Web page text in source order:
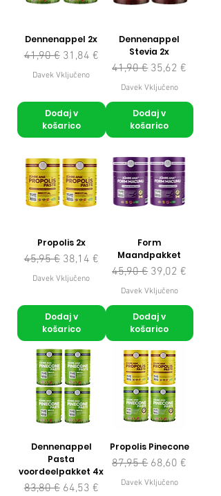
Dennenappel 2x
Redna cena
41,90 € Cena na razprodaji
31,84 €
Davek Vključeno
Dodaj v
košarico
Dennenappel
Stevia 2x
Redna cena
41,90 € Cena na
35,62 €
Davek Vključeno
Dodaj v
košarico
Propolis 2x
Redna cena
45,95 € Cena na razprodaji
38,14 €
Davek Vključeno
Dodaj v
košarico
Form
Maandpakket
Redna cena
45,90 € Cena na
39,02 €
Davek Vključeno
Dodaj v
košarico
Dennenappel
Pasta
voordeelpakket 4x
Redna cena
83,80 € Cena na razprodaji
64,53 €
Propolis Pinecone
Redna cena
87,95 € Cena na
68,60 €
Davek Vključeno